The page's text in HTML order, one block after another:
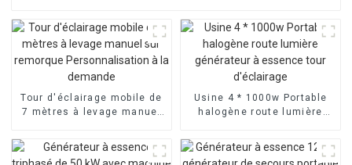
Tour d'éclairage mobile de
7 mètres à levage manuel
Personnalisation à la
demande
Usine 4 * 1000w Portable
halogène route lumière
d'éclairage